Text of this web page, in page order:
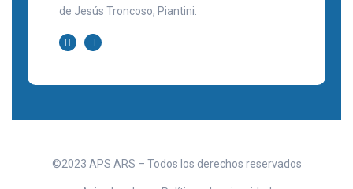
de Jesús Troncoso, Piantini.
©2023 APS ARS – Todos los derechos reservados